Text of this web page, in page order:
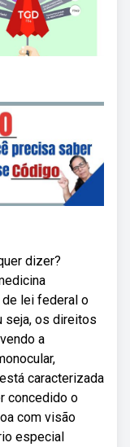
dizer?
de lei federal o
seja, os direitos
a
caracterizada
concedido o
com visão
especial